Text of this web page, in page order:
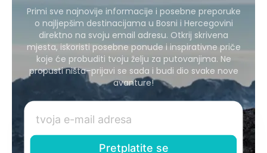
Primi sve najnovije informacije i posebne preporuke
o najljepšim destinacijama u Bosni i Hercegovini
direktno na svoju email adresu. Otkrij skrivena
mjesta, iskoristi posebne ponude i inspirativne priče
koje će probuditi tvoju želju za putovanjima. Ne
propusti ništa–prijavi se sada i budi dio svake nove
avanture!